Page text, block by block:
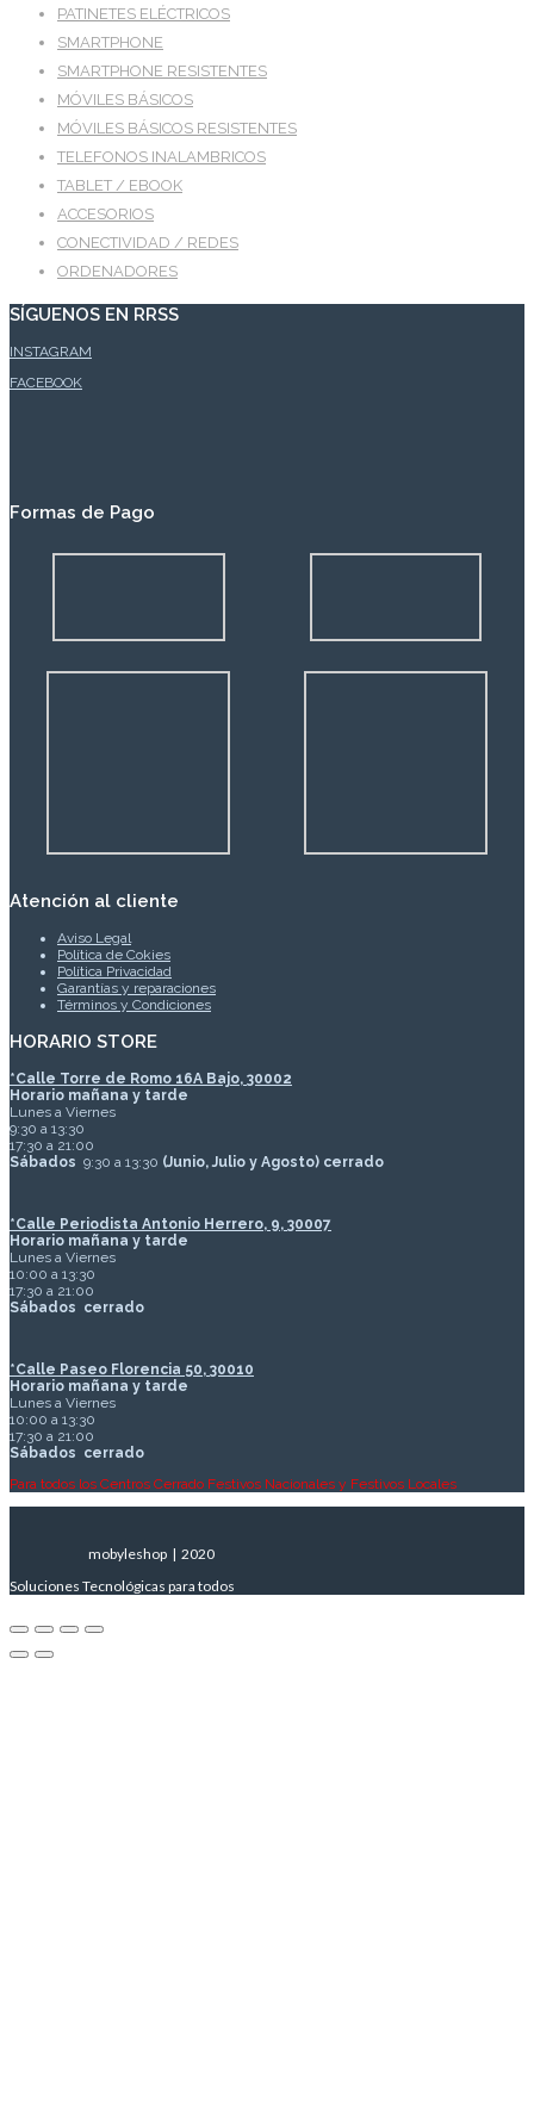
PATINETES ELÉCTRICOS
SMARTPHONE
SMARTPHONE RESISTENTES
MÓVILES BÁSICOS
MÓVILES BÁSICOS RESISTENTES
TELEFONOS INALAMBRICOS
TABLET / EBOOK
ACCESORIOS
CONECTIVIDAD / REDES
ORDENADORES
SÍGUENOS EN RRSS
INSTAGRAM
FACEBOOK
Formas de Pago
Atención al cliente
Aviso Legal
Política de Cokies
Política Privacidad
Garantías y reparaciones
Términos y Condiciones
HORARIO STORE
*Calle Torre de Romo 16A Bajo, 30002
Horario mañana y tarde
Lunes a Viernes
9:30 a 13:30
17:30 a 21:00
Sábados 9:30 a 13:30 (Junio, Julio y Agosto) cerrado
*Calle Periodista Antonio Herrero, 9, 30007
Horario mañana y tarde
Lunes a Viernes
10:00 a 13:30
17:30 a 21:00
Sábados cerrado
*Calle Paseo Florencia 50, 30010
Horario mañana y tarde
Lunes a Viernes
10:00 a 13:30
17:30 a 21:00
Sábados cerrado
Para todos los Centros Cerrado Festivos Nacionales y Festivos Locales
mobyleshop | 2020
Soluciones Tecnológicas para todos